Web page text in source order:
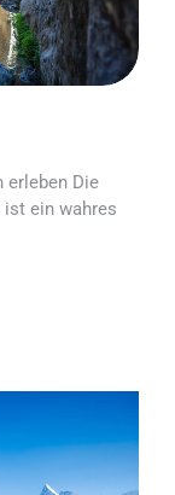
erleben Die
ist ein wahres